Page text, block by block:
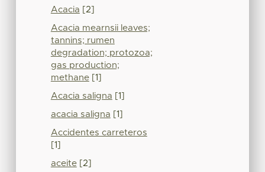
Acacia [2]
Acacia mearnsii leaves;
tannins; rumen
degradation; protozoa;
gas production;
methane[1]
Acacia saligna [1]
acacia saligna [1]
Accidentes carreteros
[1]
aceite[2]